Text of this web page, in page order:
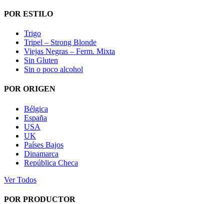
POR ESTILO
Trigo
Tripel – Strong Blonde
Viejas Negras – Ferm. Mixta
Sin Gluten
Sin o poco alcohol
POR ORIGEN
Bélgica
España
USA
UK
Países Bajos
Dinamarca
República Checa
Ver Todos
POR PRODUCTOR